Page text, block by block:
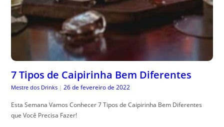
7 Tipos de Caipirinha Bem Diferentes
Mestre dos Drinks | 26 de fevereiro de 2022
Esta Semana Vamos Conhecer 7 Tipos de Caipirinha Bem Diferentes
que Você Precisa Fazer!